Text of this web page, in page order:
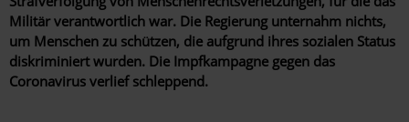
Militär verantwortlich war. Die Regierung unternahm nichts,
um Menschen zu schützen, die aufgrund ihres sozialen Status
diskriminiert wurden. Die Impfkampagne gegen das
Coronavirus verlief schleppend.